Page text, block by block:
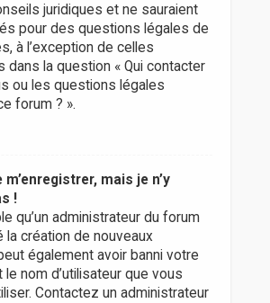
juridiques et ne sauraient
pour des questions légales de
à l’exception de celles
dans la question « Qui contacter
ou les questions légales
forum ? ».
mais je n’y
!
qu’un administrateur du forum
la création de nouveaux
également avoir banni votre
le nom d’utilisateur que vous
Contactez un administrateur